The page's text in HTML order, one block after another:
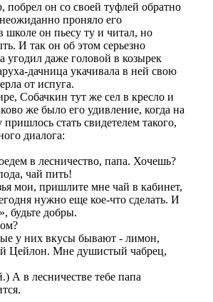
побрел он со своей туфлей обратно
проняло его
он пьесу ту и читал, но
И так он об этом серьезно
угодил даже головой в козырек
дачница укачивала в ней свою
от испуга.
Собачкин тут же сел в кресло и
же было его удивление, когда на
стать свидетелем такого,
диалога:
в лесничество, папа. Хочешь?
чай пить!
мои, пришлите мне чай в кабинет,
нужно еще кое-что сделать. И
будьте добры.
у них вкусы бывают - лимон,
Цейлон. Мне душистый чабрец,
в лесничестве тебе папа